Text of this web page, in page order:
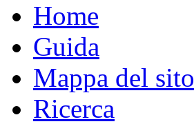
Home
Guida
Mappa del sito
Ricerca